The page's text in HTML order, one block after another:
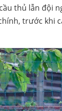
thủ lẫn đội
trước khi